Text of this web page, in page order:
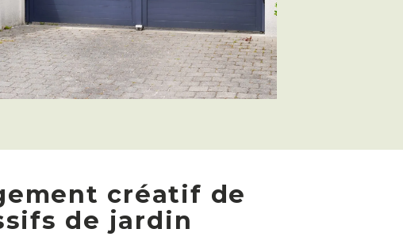
créatif de
de jardin